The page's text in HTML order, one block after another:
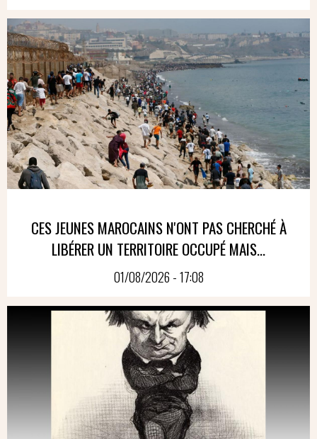
CES JEUNES MAROCAINS N'ONT PAS CHERCHÉ À
LIBÉRER UN TERRITOIRE OCCUPÉ MAIS...
01/08/2026 - 17:08